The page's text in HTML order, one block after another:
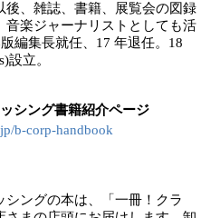
後、雑誌、書籍、展覧会の図録
音楽ジャーナリストとしても活
編集長就任、17 年退任。18
設立。
シング書籍紹介ページ
b-corp-handbook
ングの本は、「一冊！クラ